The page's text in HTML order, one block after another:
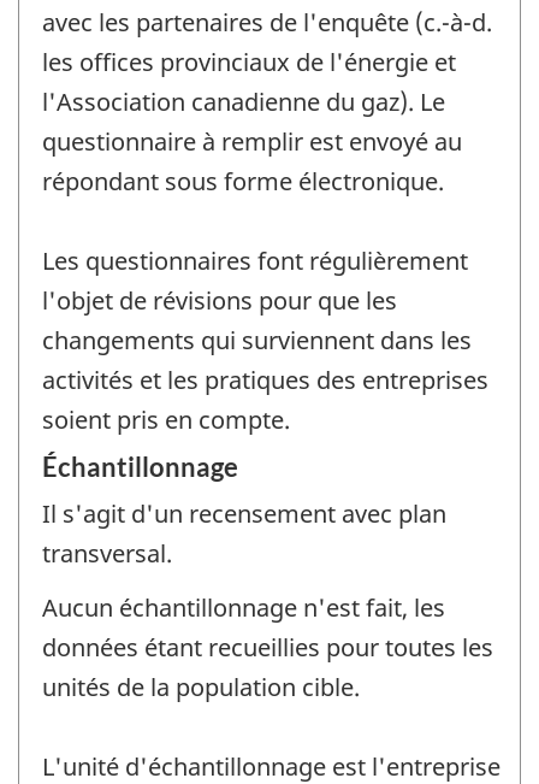
avec les partenaires de l'enquête (c.-à-d.
les offices provinciaux de l'énergie et
l'Association canadienne du gaz). Le
questionnaire à remplir est envoyé au
répondant sous forme électronique.
Les questionnaires font régulièrement
l'objet de révisions pour que les
changements qui surviennent dans les
activités et les pratiques des entreprises
soient pris en compte.
Échantillonnage
Il s'agit d'un recensement avec plan
transversal.
Aucun échantillonnage n'est fait, les
données étant recueillies pour toutes les
unités de la population cible.
L'unité d'échantillonnage est l'entreprise